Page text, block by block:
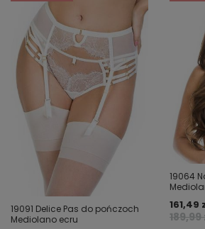
19091 Delice Pas do pończoch
Mediolano ecru
19064
189,99
161,49